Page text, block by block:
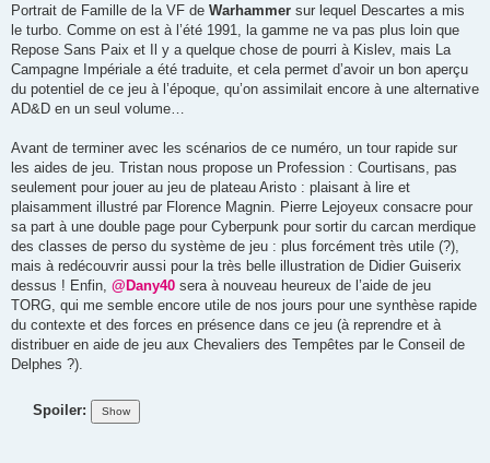
Portrait de Famille de la VF de Warhammer sur lequel Descartes a mis
le turbo. Comme on est à l’été 1991, la gamme ne va pas plus loin que
Repose Sans Paix et Il y a quelque chose de pourri à Kislev, mais La
Campagne Impériale a été traduite, et cela permet d’avoir un bon aperçu
du potentiel de ce jeu à l’époque, qu’on assimilait encore à une alternative
AD&D en un seul volume…
Avant de terminer avec les scénarios de ce numéro, un tour rapide sur
les aides de jeu. Tristan nous propose un Profession : Courtisans, pas
seulement pour jouer au jeu de plateau Aristo : plaisant à lire et
plaisamment illustré par Florence Magnin. Pierre Lejoyeux consacre pour
sa part à une double page pour Cyberpunk pour sortir du carcan merdique
des classes de perso du système de jeu : plus forcément très utile (?),
mais à redécouvrir aussi pour la très belle illustration de Didier Guiserix
dessus ! Enfin, @Dany40 sera à nouveau heureux de l’aide de jeu
TORG, qui me semble encore utile de nos jours pour une synthèse rapide
du contexte et des forces en présence dans ce jeu (à reprendre et à
distribuer en aide de jeu aux Chevaliers des Tempêtes par le Conseil de
Delphes ?).
Spoiler: